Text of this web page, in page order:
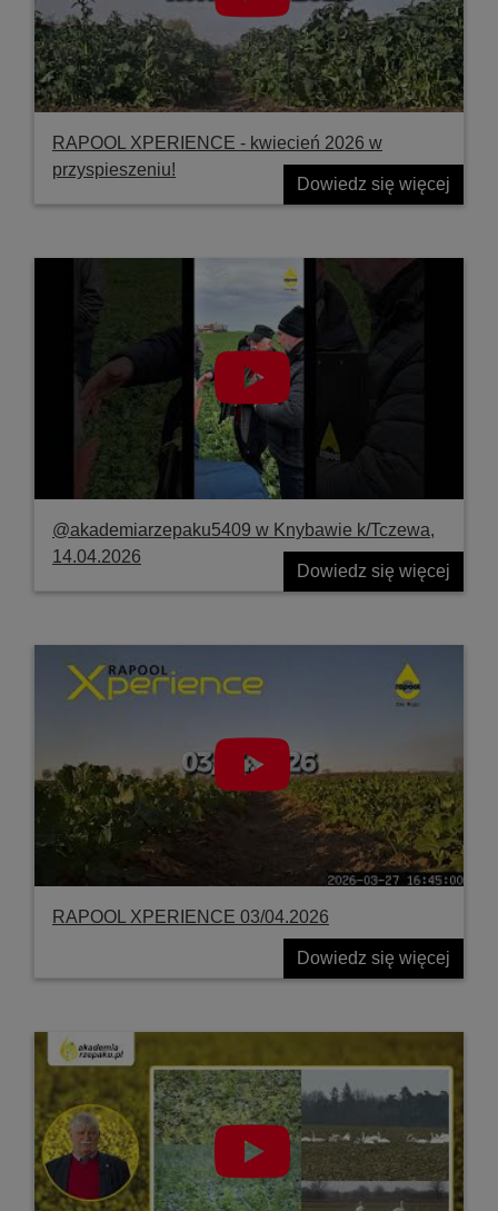
RAPOOL XPERIENCE - kwiecień 2026 w
przyspieszeniu!
Dowiedz się więcej
@akademiarzepaku5409 w Knybawie k/Tczewa,
14.04.2026
Dowiedz się więcej
RAPOOL XPERIENCE 03/04.2026
Dowiedz się więcej